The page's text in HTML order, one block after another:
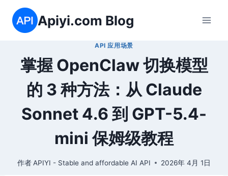
Apiyi.com Blog
API 应用场景
掌握 OpenClaw 切换模型
的 3 种方法：从 Claude
Sonnet 4.6 到 GPT-5.4-
mini 保姆级教程
作者 APIYI - Stable and affordable AI API 2026年 4月 1日